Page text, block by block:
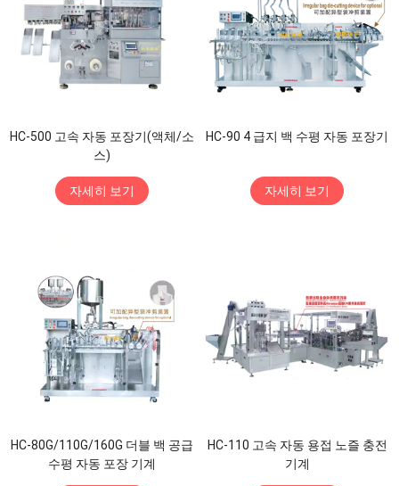
HC-500 고속 자동 포장기(액체/소
스)
자세히 보기
HC-90 4 급지 백 수평 자동 포장기
자세히 보기
HC-80G/110G/160G 더블 백 공급
수평 자동 포장 기계
HC-110 고속 자동 용접 노즐 충전
기계